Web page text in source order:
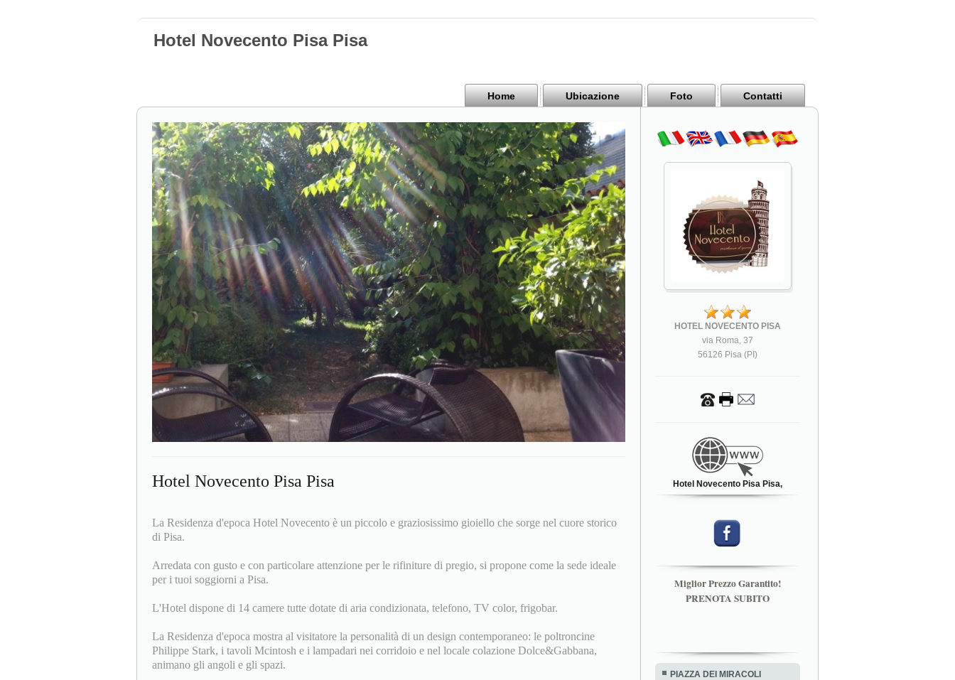
Hotel Novecento Pisa Pisa
Home Ubicazione Foto Contatti
Hotel Novecento Pisa Pisa
La Residenza d'epoca Hotel Novecento è un piccolo e graziosissimo gioiello che sorge nel cuore storico
di Pisa.
Arredata con gusto e con particolare attenzione per le rifiniture di pregio, si propone come la sede ideale
per i tuoi soggiorni a Pisa.
L'Hotel dispone di 14 camere tutte dotate di aria condizionata, telefono, TV color, frigobar.
La Residenza d'epoca mostra al visitatore la personalità di un design contemporaneo: le poltroncine
Philippe Stark, i tavoli Mcintosh e i lampadari nei corridoio e nel locale colazione Dolce&Gabbana,
animano gli angoli e gli spazi.
HOTEL NOVECENTO PISA
via Roma, 37
56126 Pisa (PI)
Hotel Novecento Pisa Pisa,
Miglior Prezzo Garantito!
PRENOTA SUBITO
PIAZZA DEI MIRACOLI